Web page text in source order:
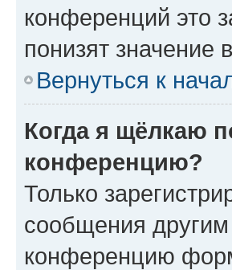
конференций это
понизят значение
Вернуться к
Когда я щёлкаю
конференцию?
Только
сообщения
конференцию